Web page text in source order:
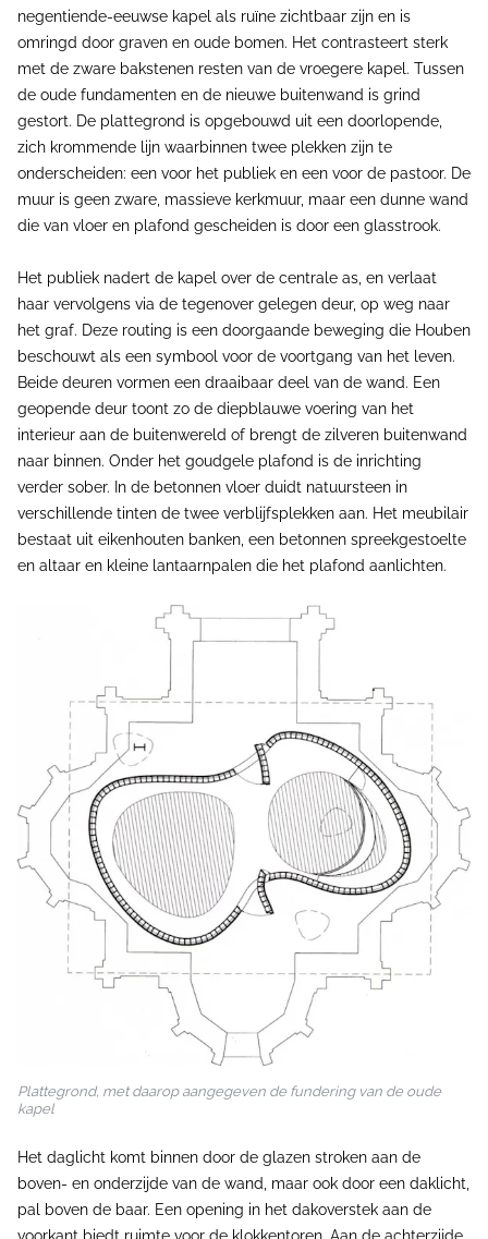
negentiende-eeuwse kapel als ruïne zichtbaar zijn en is
omringd door graven en oude bomen. Het contrasteert sterk
met de zware bakstenen resten van de vroegere kapel. Tussen
de oude fundamenten en de nieuwe buitenwand is grind
gestort. De plattegrond is opgebouwd uit een doorlopende,
zich krommende lijn waarbinnen twee plekken zijn te
onderscheiden: een voor het publiek en een voor de pastoor. De
muur is geen zware, massieve kerkmuur, maar een dunne wand
die van vloer en plafond gescheiden is door een glasstrook.
Het publiek nadert de kapel over de centrale as, en verlaat
haar vervolgens via de tegenover gelegen deur, op weg naar
het graf. Deze routing is een doorgaande beweging die Houben
beschouwt als een symbool voor de voortgang van het leven.
Beide deuren vormen een draaibaar deel van de wand. Een
geopende deur toont zo de diepblauwe voering van het
interieur aan de buitenwereld of brengt de zilveren buitenwand
naar binnen. Onder het goudgele plafond is de inrichting
verder sober. In de betonnen vloer duidt natuursteen in
verschillende tinten de twee verblijfsplekken aan. Het meubilair
bestaat uit eikenhouten banken, een betonnen spreekgestoelte
en altaar en kleine lantaarnpalen die het plafond aanlichten.
Plattegrond, met daarop aangegeven de fundering van de oude
kapel
Het daglicht komt binnen door de glazen stroken aan de
boven- en onderzijde van de wand, maar ook door een daklicht,
pal boven de baar. Een opening in het dakoverstek aan de